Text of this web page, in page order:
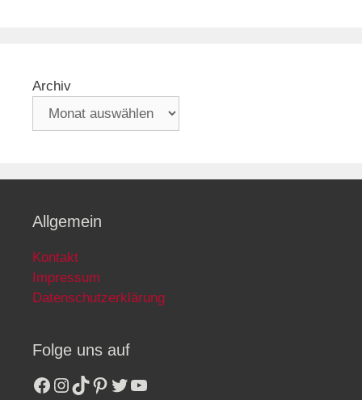
Archiv
Allgemein
Kontakt
Impressum
Datenschutzerklärung
Folge uns auf
Facebook
Instagram
TikTok
Pinterest
Twitter
YouTube